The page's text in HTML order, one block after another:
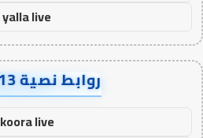
yalla live
روابط نصية AA80513
koora live